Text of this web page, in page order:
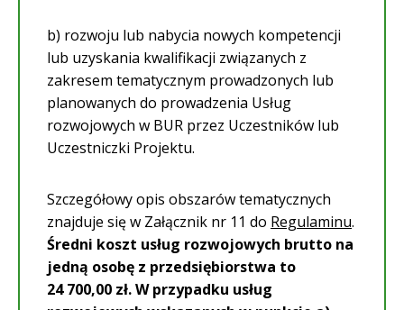
b) rozwoju lub nabycia nowych kompetencji
lub uzyskania kwalifikacji związanych z
zakresem tematycznym prowadzonych lub
planowanych do prowadzenia Usług
rozwojowych w BUR przez Uczestników lub
Uczestniczki Projektu.
Szczegółowy opis obszarów tematycznych
znajduje się w Załącznik nr 11 do Regulaminu.
Średni koszt usług rozwojowych brutto na
jedną osobę z przedsiębiorstwa to
24 700,00 zł. W przypadku usług